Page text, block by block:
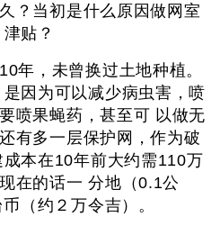
？当初是什么原因做网室
贴？
年，未曾换过土地种植。
因为可以减少病虫害，喷
喷果蝇药，甚至可 以做无
有多一层保护网，作为破
本在10年前大约需110万
在的话一 分地（0.1公
（约２万令吉）。